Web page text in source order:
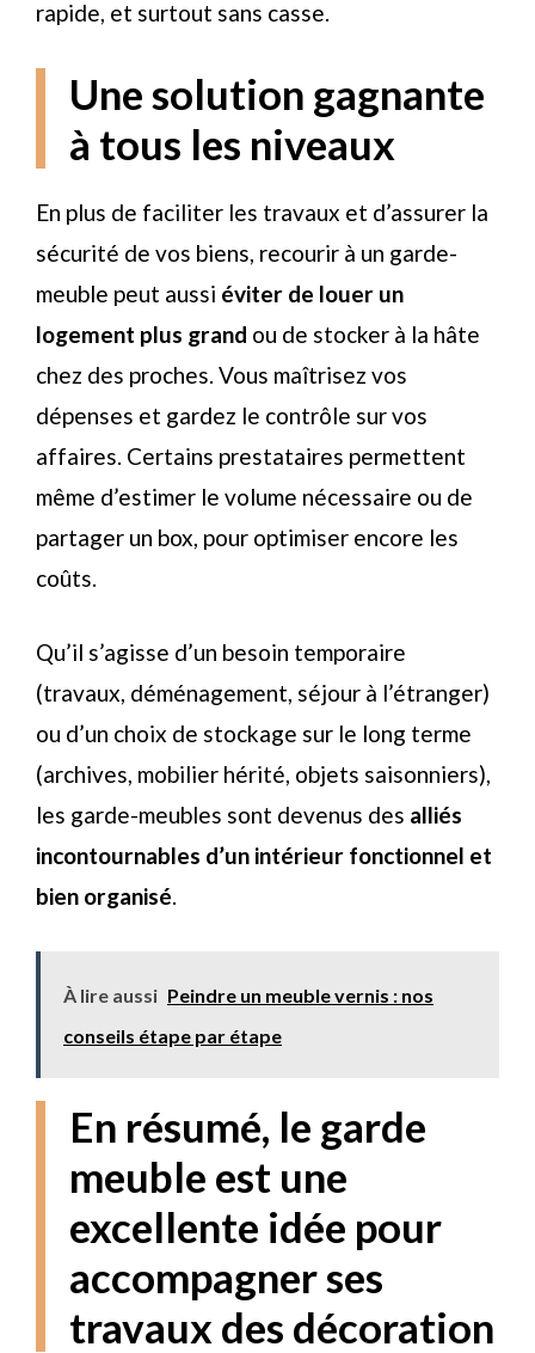
rapide, et surtout sans casse.
Une solution gagnante
à tous les niveaux
En plus de faciliter les travaux et d’assurer la
sécurité de vos biens, recourir à un garde-
meuble peut aussi éviter de louer un
logement plus grand ou de stocker à la hâte
chez des proches. Vous maîtrisez vos
dépenses et gardez le contrôle sur vos
affaires. Certains prestataires permettent
même d’estimer le volume nécessaire ou de
partager un box, pour optimiser encore les
coûts.
Qu’il s’agisse d’un besoin temporaire
(travaux, déménagement, séjour à l’étranger)
ou d’un choix de stockage sur le long terme
(archives, mobilier hérité, objets saisonniers),
les garde-meubles sont devenus des alliés
incontournables d’un intérieur fonctionnel et
bien organisé.
À lire aussi Peindre un meuble vernis : nos
conseils étape par étape
En résumé, le garde
meuble est une
excellente idée pour
accompagner ses
travaux des décoration